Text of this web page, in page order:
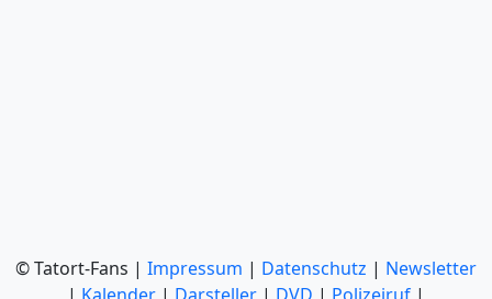
© Tatort-Fans | Impressum | Datenschutz | Newsletter